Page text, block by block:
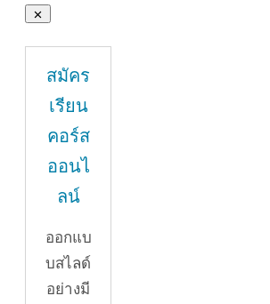
สมัคร
เรียน
คอร์ส
ออนไ
ลน์
ออกแบ
บสไลด์
อย่างมี